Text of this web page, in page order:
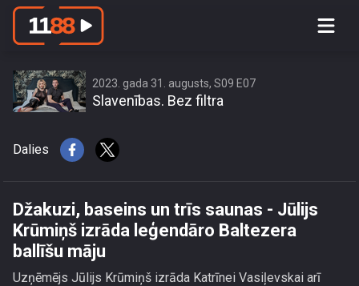
Džakuzi, baseins un trīs saunas -
2023. gada 31. augusts, S09 E07
Slavenības. Bez filtra
Dalies
Džakuzi, baseins un trīs saunas - Jūlijs
Krūmiņš izrāda leģendāro Baltezera
ballīšu māju
Uzņēmējs Jūlijs Krūmiņš izrāda Katrīnei Vasiļevskai arī